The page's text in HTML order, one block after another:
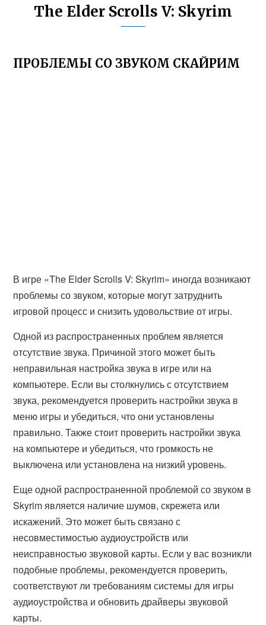
The Elder Scrolls V: Skyrim
ПРОБЛЕМЫ СО ЗВУКОМ СКАЙРИМ
В игре «The Elder Scrolls V: Skyrim» иногда возникают
проблемы со звуком, которые могут затруднить
игровой процесс и снизить удовольствие от игры.
Одной из распространенных проблем является
отсутствие звука. Причиной этого может быть
неправильная настройка звука в игре или на
компьютере. Если вы столкнулись с отсутствием
звука, рекомендуется проверить настройки звука в
меню игры и убедиться, что они установлены
правильно. Также стоит проверить настройки звука
на компьютере и убедиться, что громкость не
выключена или установлена на низкий уровень.
Еще одной распространенной проблемой со звуком в
Skyrim является наличие шумов, скрежета или
искажений. Это может быть связано с
несовместимостью аудиоустройств или
неисправностью звуковой карты. Если у вас возникли
подобные проблемы, рекомендуется проверить,
соответствуют ли требованиям системы для игры
аудиоустройства и обновить драйверы звуковой
карты.